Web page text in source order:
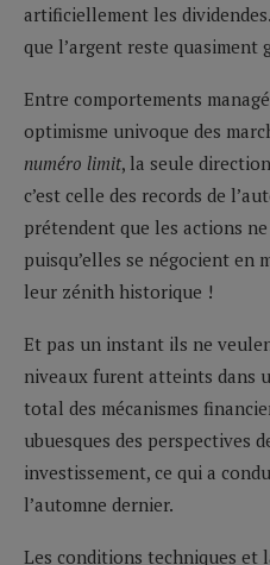
artificiellement les
que l’argent reste quasiment
Entre comportements
optimisme univoque des
numéro limit, la seule
c’est celle des records de
prétendent que les actions
puisqu’elles se négocient en
leur zénith historique !
Et pas un instant ils ne
niveaux furent atteints dans
total des mécanismes
ubuesques des perspectives
investissement, ce qui a
l’automne dernier.
Les conditions techniques et